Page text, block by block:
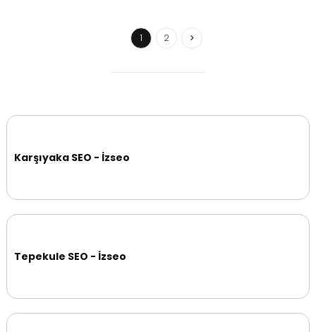
1 2
Karşıyaka SEO - İzseo
Tepekule SEO - İzseo